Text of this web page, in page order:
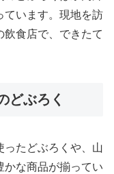
ています。現地を訪
飲食店で、できたて
どぶろく
ったどぶろくや、山
かな商品が揃ってい